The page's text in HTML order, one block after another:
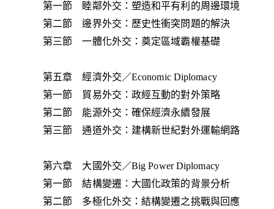
第一節 睦鄰外交：塑造和平有利的周邊環境
第二節 邊界外交：歷史性衝突問題的解決
第三節 一體化外交：奠定區域霸權基礎
第五章 經濟外交／Economic Diplomacy
第一節 貿易外交：政經互動的對外策略
第二節 能源外交：確保經濟永續發展
第三節 通道外交：建構新世紀對外運輸網路
第六章 大國外交／Big Power Diplomacy
第一節 結構變遷：大國化政策的背景分析
第二節 多極化外交：結構變遷之挑戰與回應